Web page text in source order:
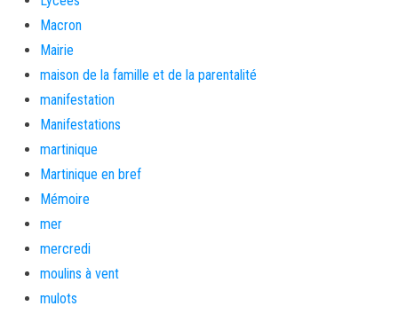
Macron
Mairie
maison de la famille et de la parentalité
manifestation
Manifestations
martinique
Martinique en bref
Mémoire
mer
mercredi
moulins à vent
mulots